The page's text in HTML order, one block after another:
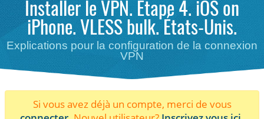
Installer le VPN. Etape 4. iOS on
iPhone. VLESS bulk. États-Unis.
Explications pour la configuration de la connexion
VPN
Si vous avez déjà un compte, merci de vous